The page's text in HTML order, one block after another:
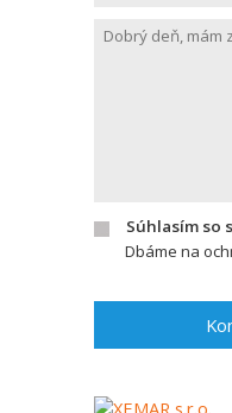
Súhlasím so
Dbáme na